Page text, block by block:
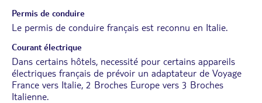
Permis de conduire
Le permis de conduire français est reconnu en Italie.
Courant électrique
Dans certains hôtels, necessité pour certains appareils
électriques français de prévoir un adaptateur de Voyage
France vers Italie, 2 Broches Europe vers 3 Broches
Italienne.